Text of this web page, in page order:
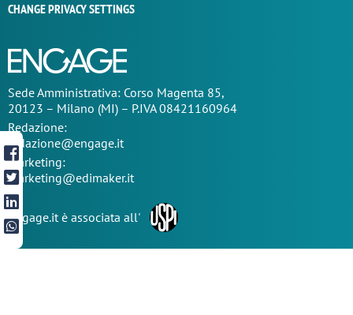
CHANGE PRIVACY SETTINGS
SedeAmministrativa: Corso Magenta 85,
20123 – Milano (MI) – P.IVA 08421160964
Redazione:
redazione@engage.it
Marketing:
marketing@edimaker.it
Engage.it è associata all'